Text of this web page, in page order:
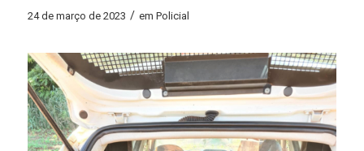
24 de março de 2023 / em Policial